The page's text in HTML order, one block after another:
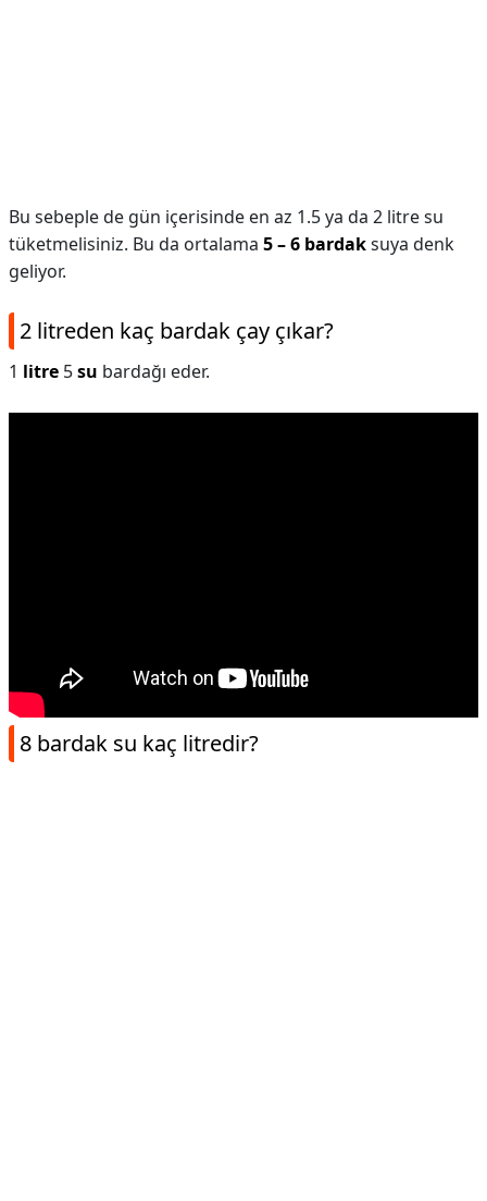
Bu sebeple de gün içerisinde en az 1.5 ya da 2 litre su
tüketmelisiniz. Bu da ortalama 5 – 6 bardaksuya denk
geliyor.
2 litreden kaç bardak çay çıkar?
1 litre 5su bardağı eder.
8 bardak su kaç litredir?